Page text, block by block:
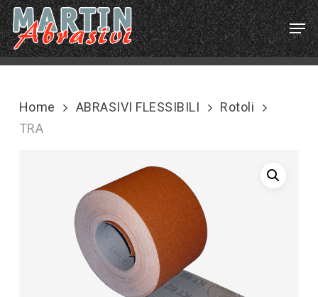
Skip
to
main
content
Home ABRASIVI FLESSIBILI
Rotoli
TRA
Menu